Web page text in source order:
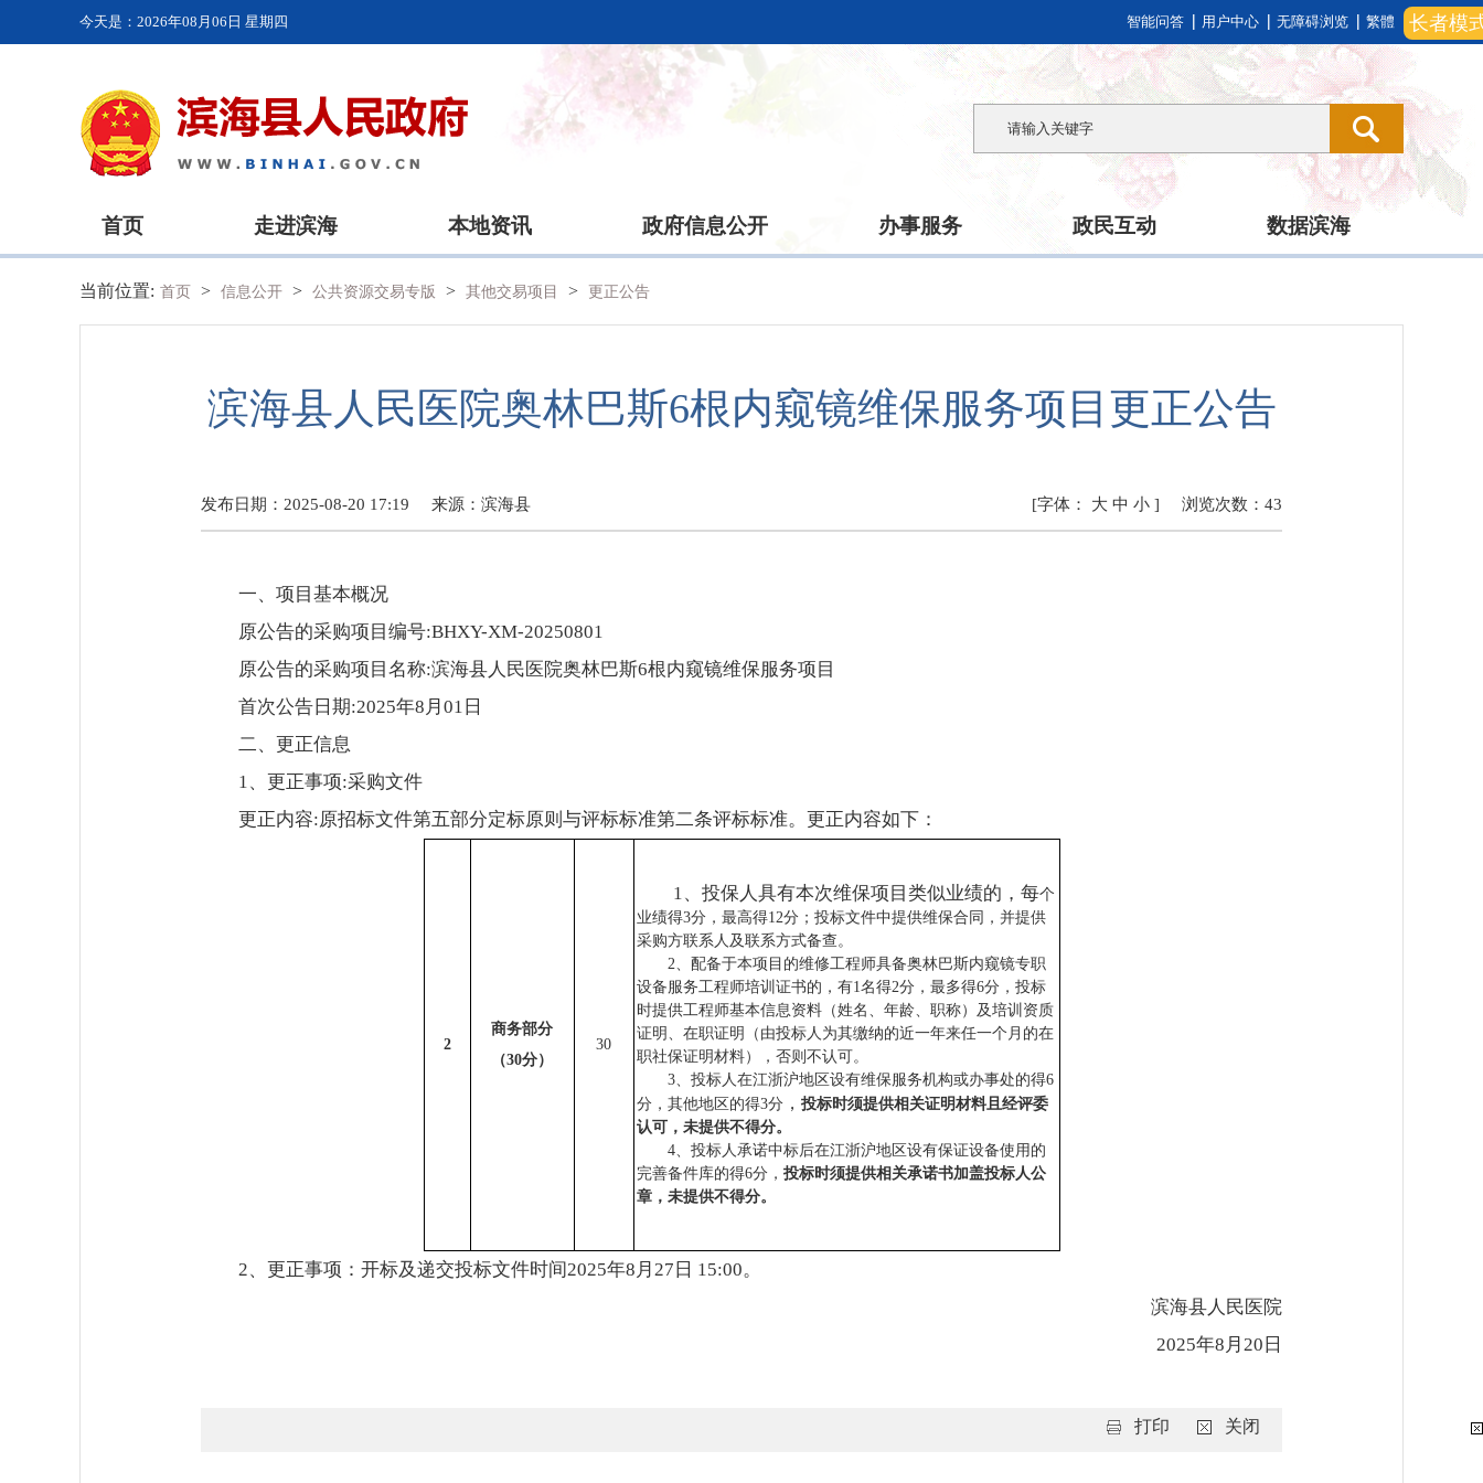
长者模
今天是： 2026年08月06日 星期四 智能问答 用户中心 无障碍浏览 繁體
首页 走进滨海 本地资讯 政府信息公开 办事服务 政民互动 数据滨海
当前位置: 首页 > 信息公开 > 公共资源交易专版 > 其他交易项目 > 更正公告
滨海县人民医院奥林巴斯6根内窥镜维保服务项目更正公告
发布日期：2025-08-20 17:19 来源： 滨海县 浏览次数： 43
[字体： 大 中 小 ]
一、项目基本概况
原公告的采购项目编号:BHXY-XM-20250801
原公告的采购项目名称:滨海县人民医院奥林巴斯6根内窥镜维保服务项目
首次公告日期:2025年8月01日
二、更正信息
1、更正事项:采购文件
更正内容:原招标文件第五部分定标原则与评标标准第二条评标标准。更正内容如下：
2
商务部分
（30分）
30
1、 投保人具有本次维保项目类似业绩的，每个
业绩得3分，最高得12分；投标文件中提供维保合同，并提供
采购方联系人及联系方式备查。
2、配备于本项目的维修工程师具备奥林巴斯内窥镜专职
设备服务工程师培训证书的，有1名得2分，最多得6分，投标
时提供工程师基本信息资料（姓名、年龄、职称）及培训资质
证明、在职证明（由投标人为其缴纳的近一年来任一个月的在
职社保证明材料），否则不认可。
3、投标人在江浙沪地区设有维保服务机构或办事处的得6
分，其他地区的得3分， 投标时须提供相关证明材料且经评委
认可，未提供不得分。
4、投标人承诺中标后在江浙沪地区设有保证设备使用的
完善备件库的得6分， 投标时须提供相关承诺书加盖投标人公
章，未提供不得分。
2、更正事项：开标及递交投标文件时间2025年8月27日 15:00。
滨海县人民医院
2025年8月20日
打印 关闭